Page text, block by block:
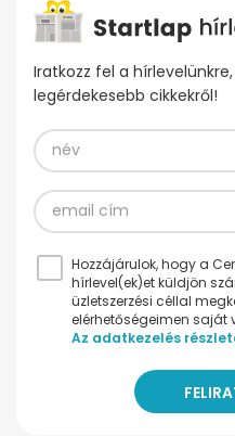
Iratkozz fel a
legérdekesebb cikkekről!
Hozzájárulok, hogy a
hírlevel(ek)et küldjön
üzletszerzési céllal
elérhetőségeimen saját
Az adatkezelés